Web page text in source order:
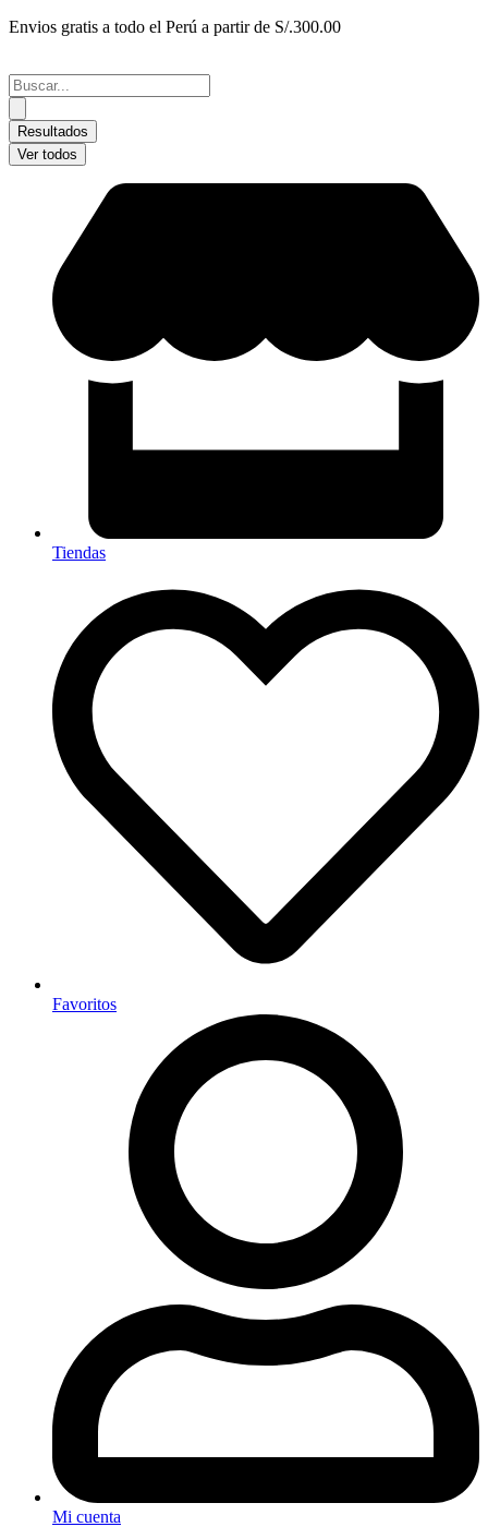
Ir
Envios gratis a todo el Perú a partir de S/.300.00
Search
...
Resultados
Ver todos
Tiendas
Favoritos
Mi cuenta